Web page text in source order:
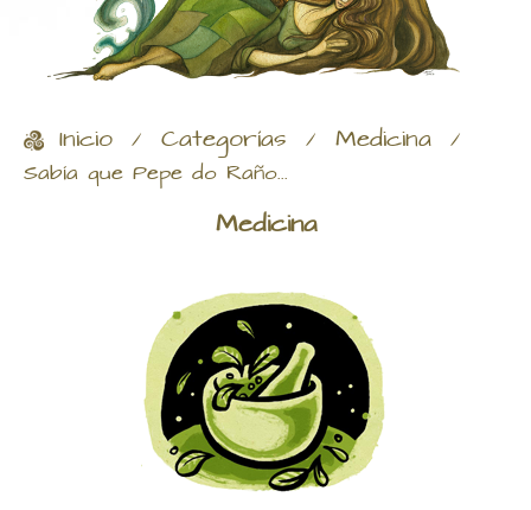
Inicio / Categorías / Medicina /
Sabía que Pepe do Raño...
Medicina